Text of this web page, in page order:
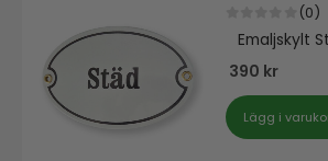
out of 5
(0)
Emaljskylt
390 kr
Lägg i